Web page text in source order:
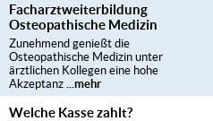
Facharztweiterbildung
Osteopathische Medizin
Zunehmend genießt die
Osteopathische Medizin unter
ärztlichen Kollegen eine hohe
Akzeptanz ...mehr
Welche Kasse zahlt?